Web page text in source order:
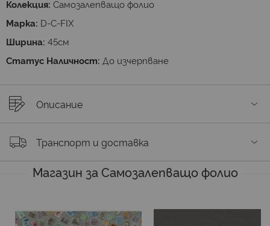
Колекция: Самозалепващо фолио
Марка: D-C-FIX
Ширина: 45см
Статус Наличност: До изчерпване
Описание
Транспорт и доставка
Магазин за Самозалепващо фолио